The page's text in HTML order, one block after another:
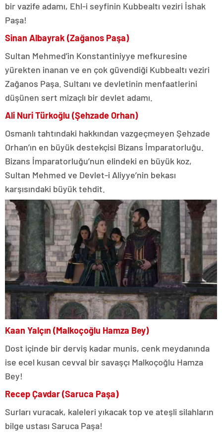
bir vazife adamı, Ehl-i seyfinin Kubbealtı veziri İshak
Paşa!
Sinan Albayrak (Zağanos Paşa)
Sultan Mehmed’in Konstantiniyye mefkuresine
yürekten inanan ve en çok güvendiği Kubbealtı veziri
Zağanos Paşa. Sultanı ve devletinin menfaatlerini
düşünen sert mizaçlı bir devlet adamı.
Ali Nuri Türkoğlu (Şehzade Orhan)
Osmanlı tahtındaki hakkından vazgeçmeyen Şehzade
Orhan’ın en büyük destekçisi Bizans İmparatorluğu.
Bizans İmparatorluğu’nun elindeki en büyük koz,
Sultan Mehmed ve Devlet-i Aliyye’nin bekası
karşısındaki büyük tehdit.
Kaan Yalçın (Malkoçoğlu Hamza Bey)
Dost içinde bir derviş kadar munis, cenk meydanında
ise ecel kusan cevval bir savaşçı Malkoçoğlu Hamza
Bey!
Recep Çavdar (Saruca Paşa)
Surları vuracak, kaleleri yıkacak top ve ateşli silahların
bilge ustası Saruca Paşa!